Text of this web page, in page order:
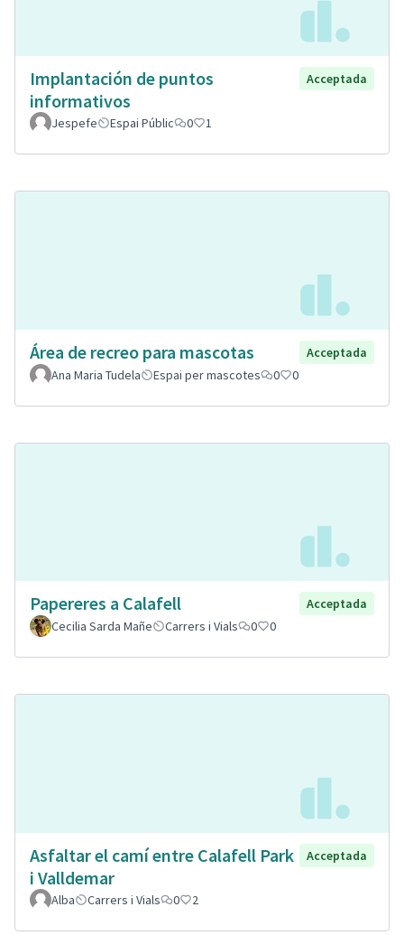
Implantación de puntos
informativos
Acceptada
Jespefe Espai Públic 0 1
Área de recreo para mascotas
Acceptada
Ana Maria Tudela
Espai per mascotes 0 0
Papereres a Calafell
Acceptada
Cecilia Sarda Mañe
Carrers i Vials 0 0
Asfaltar el camí entre Calafell Park
i Valldemar
Acceptada
Alba Carrers i Vials 0 2